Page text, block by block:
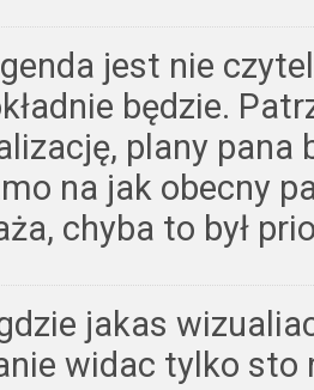
jest nie
będzie.
plany
na jak obecny
chyba to był
jakas
widac tylko sto